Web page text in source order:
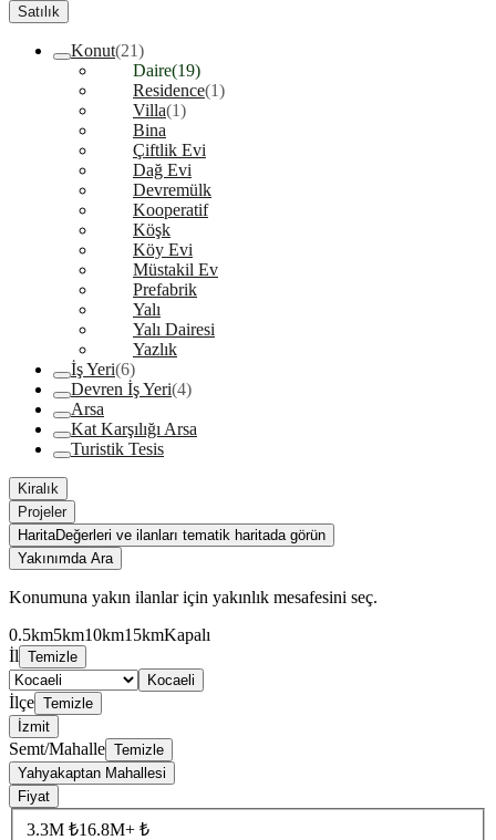
Satılık
Konut(21)
Daire(19)
Residence(1)
Villa(1)
Bina
Çiftlik Evi
Dağ Evi
Devremülk
Kooperatif
Köşk
Köy Evi
Müstakil Ev
Prefabrik
Yalı
Yalı Dairesi
Yazlık
İş Yeri(6)
Devren İş Yeri(4)
Arsa
Kat Karşılığı Arsa
Turistik Tesis
Kiralık
Projeler
HaritaDeğerleri ve ilanları tematik haritada görün
Yakınımda Ara
Konumuna yakın ilanlar için yakınlık mesafesini seç.
0.5km5km10km15kmKapalı
İl Temizle
Kocaeli
İlçe Temizle
İzmit
Semt/Mahalle Temizle
Yahyakaptan Mahallesi
Fiyat
3.3M ₺16.8M+ ₺